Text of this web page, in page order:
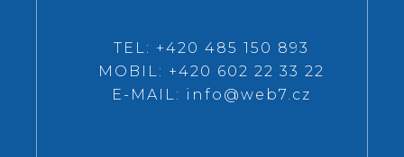
TEL: +420 485 150 893
MOBIL: +420 602 22 33 22
E-MAIL: info@web7.cz